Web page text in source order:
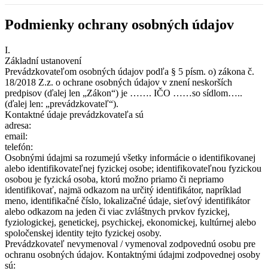
Podmienky ochrany osobných údajov
I.
Základní ustanovení
Prevádzkovateľom osobných údajov podľa § 5 písm. o) zákona č.
18/2018 Z.z. o ochrane osobných údajov v znení neskorších
predpisov (ďalej len „Zákon“) je ……. IČO ……so sídlom…..
(ďalej len: „prevádzkovateľ“).
Kontaktné údaje prevádzkovateľa sú
adresa:
email:
telefón:
Osobnými údajmi sa rozumejú všetky informácie o identifikovanej
alebo identifikovateľnej fyzickej osobe; identifikovateľnou fyzickou
osobou je fyzická osoba, ktorú možno priamo či nepriamo
identifikovať, najmä odkazom na určitý identifikátor, napríklad
meno, identifikačné číslo, lokalizačné údaje, sieťový identifikátor
alebo odkazom na jeden či viac zvláštnych prvkov fyzickej,
fyziologickej, genetickej, psychickej, ekonomickej, kultúrnej alebo
spoločenskej identity tejto fyzickej osoby.
Prevádzkovateľ nevymenoval / vymenoval zodpovednú osobu pre
ochranu osobných údajov. Kontaktnými údajmi zodpovednej osoby
sú: